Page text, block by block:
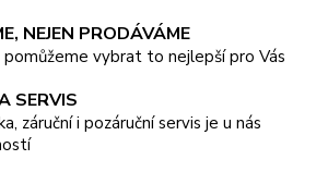
NEJEN PRODÁVÁME
pomůžeme vybrat to nejlepší pro Vás
SERVIS
záruční i pozáruční servis je u nás